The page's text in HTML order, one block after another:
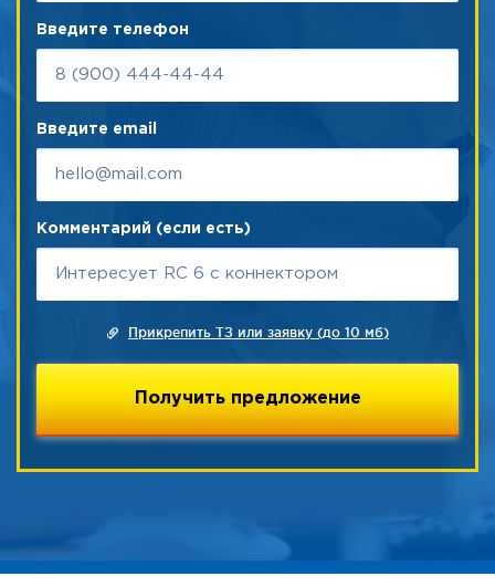
Введите телефон
Введите email
Комментарий (если есть)
Прикрепить ТЗ или заявку (до 10 мб)